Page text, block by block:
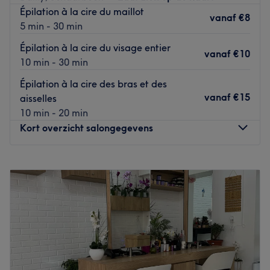
Le salon de coiffure est facilement accessible en
transport en commun avec l’arrêt Meiser à proximité.
NB : Les règlements sur place devront être effectués en
espèces uniquement ou via l'application bancaire.
Épilation à la cire du maillot
5 min - 30 min
vanaf €8
Épilation à la cire du visage entier
10 min - 30 min
vanaf €10
Épilation à la cire des bras et des
aisselles
10 min - 20 min
vanaf €15
Kort overzicht salongegevens
Dinsdag
10:00–20:00
13:00 20:00
–
20:00
Vrijdag
09:00–15:00
Zaterdag
09:00–15:00
Zondag
Gesloten